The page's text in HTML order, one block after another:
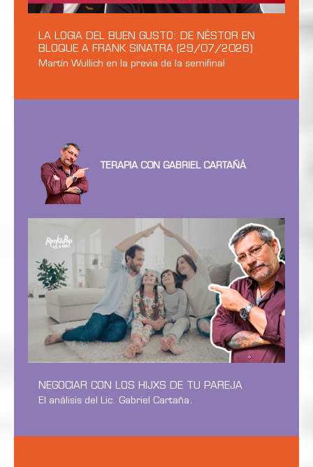
LA LOGIA DEL BUEN GUSTO: DE NÉSTOR EN
BLOQUE A FRANK SINATRA (29/07/2026)
Martín Wullich en la previa de la semifinal
TERAPIA CON GABRIEL CARTAÑÁ
NEGOCIAR CON LOS HIJXS DE TU PAREJA
El análisis del Lic. Gabriel Cartaña.